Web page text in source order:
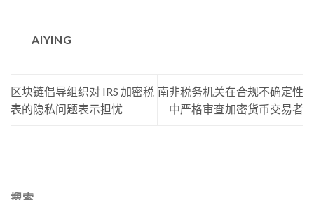
AIYING
区块链倡导组织对 IRS 加密税
表的隐私问题表示担忧
南非税务机关在合规不确定性
中严格审查加密货币交易者